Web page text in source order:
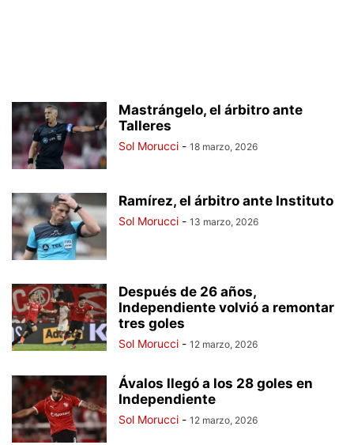
Mastrángelo, el árbitro ante
Talleres
Sol Morucci - 18 marzo, 2026
Ramírez, el árbitro ante Instituto
Sol Morucci - 13 marzo, 2026
Después de 26 años,
Independiente volvió a remontar
tres goles
Sol Morucci - 12 marzo, 2026
Ávalos llegó a los 28 goles en
Independiente
Sol Morucci - 12 marzo, 2026